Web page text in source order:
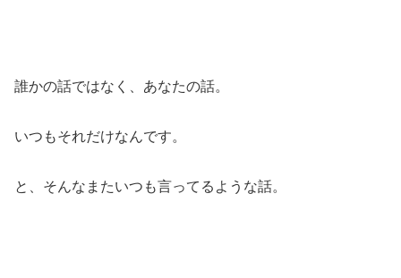
誰かの話ではなく、あなたの話。
いつもそれだけなんです。
と、そんなまたいつも言ってるような話。